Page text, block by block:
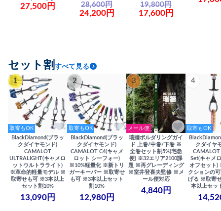
27,500円 28,600円
24,200円
19,800円
17,600円
セット割 すべて見る
1
取寄もOK
BlackDiamond(ブラッ
クダイヤモンド)
CAMALOT
ULTRALIGHT(キャメロ
ットウルトラライト)
※革命的軽量モデル ※
取寄せも可 ※3本以上
セット割10%
13,090円
2
取寄もOK
BlackDiamond(ブラッ
クダイヤモンド)
CAMALOT C4(キャメ
ロット シーフォー)
※10%軽量化 ※新トリ
ガーキーパー ※取寄せ
も可 ※3本以上セット
割10%
12,980円
3
メール便
瑞牆ボルダリングガイ
ド 上巻/中巻/下巻 ※
全巻セット割5%(宅急
便) ※32エリア2100課
題 ※再グレーディング
※室井登喜夫監修 ※メ
ール便対応
4,840円
4
取寄もOK
クダイヤ
Set(キャメ
オフセット)
クションの
げる ※取寄
本以上セッ